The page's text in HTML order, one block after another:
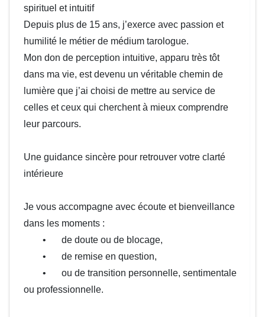
spirituel et intuitif
Depuis plus de 15 ans, j’exerce avec passion et
humilité le métier de médium tarologue.
Mon don de perception intuitive, apparu très tôt
dans ma vie, est devenu un véritable chemin de
lumière que j’ai choisi de mettre au service de
celles et ceux qui cherchent à mieux comprendre
leur parcours.
Une guidance sincère pour retrouver votre clarté
intérieure
Je vous accompagne avec écoute et bienveillance
dans les moments :
ou professionnelle.